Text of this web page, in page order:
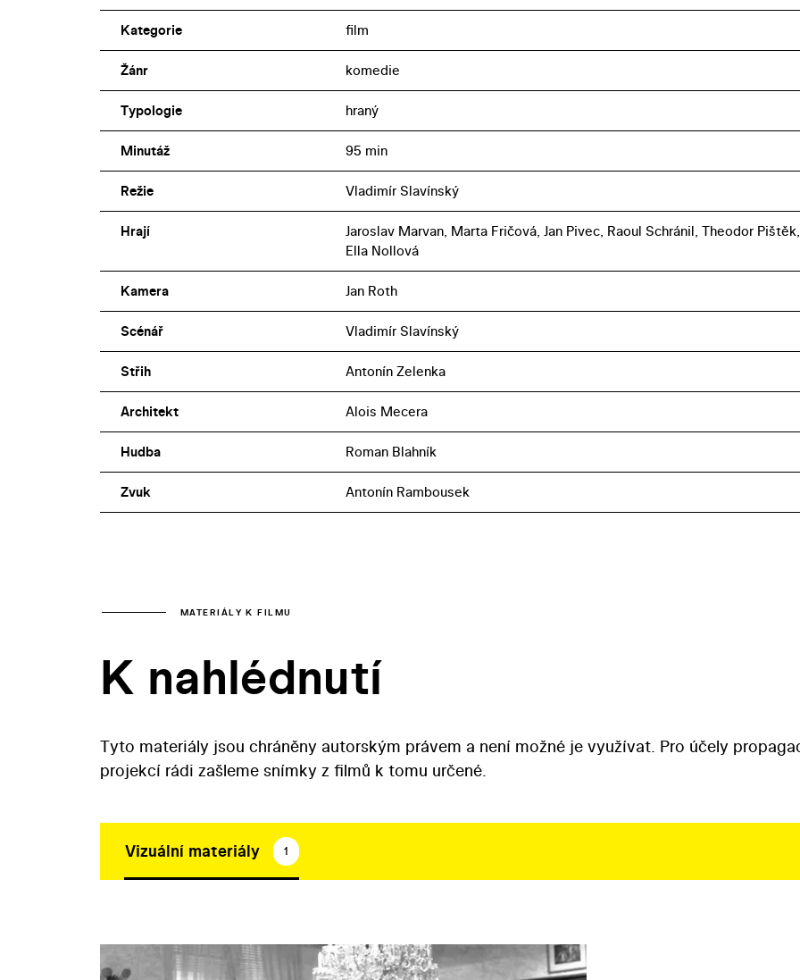
Kategorie film
Žánr komedie
Typologie hraný
Minutáž 95 min
Režie Vladimír Slavínský
Hrají
Jaroslav Marvan, Marta Fričová, Jan Pivec, Raoul Schránil, Theodor Pištěk,
Ella Nollová
Kamera Jan Roth
Scénář Vladimír Slavínský
Střih Antonín Zelenka
Architekt Alois Mecera
Hudba Roman Blahník
Zvuk Antonín Rambousek
MATERIÁLY K FILMU
K nahlédnutí
Tyto materiály jsou chráněny autorským právem a není možné je využívat. Pro účely
projekcí rádi zašleme snímky z filmů k tomu určené.
Vizuální materiály 1